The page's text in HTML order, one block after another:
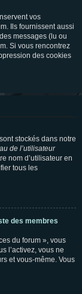
vos
Ils fournissent aussi
messages (lu ou
Si vous rencontrez
des cookies
stockés dans notre
de l’utilisateur
nom d’utilisateur en
tous les
des membres
du forum », vous
l’activez, vous ne
et vous-même. Vous